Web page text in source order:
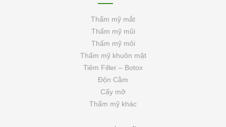
Thẩm mỹ mắt
Thẩm mỹ mũi
Thẩm mỹ môi
Thẩm mỹ khuôn mặt
Tiêm Filler – Botox
Độn Cằm
Cấy mỡ
Thẩm mỹ khác